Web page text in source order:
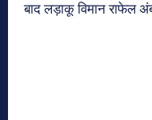
बाद लड़ाकू विमान राफेल